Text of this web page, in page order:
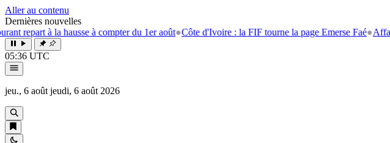
Aller au contenu
Dernières nouvelles
à la hausse à compter du 1er août●Côte d'Ivoire : la FIF tourne la page Emerse Faé●Affaire
05:36 UTC
jeu., 6 août jeudi, 6 août 2026